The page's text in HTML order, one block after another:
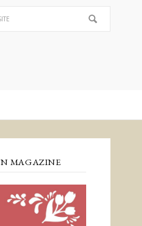
MAGAZINE